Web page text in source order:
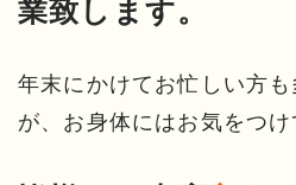
業致します。
年末にかけてお忙しい方
が、お身体にはお気をつけ